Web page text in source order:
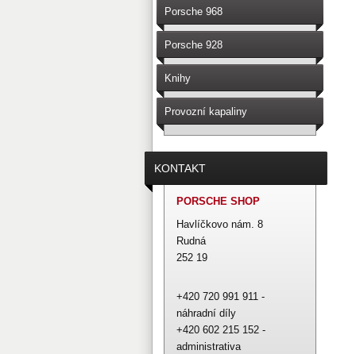
Porsche 968
Porsche 928
Knihy
Provozní kapaliny
KONTAKT
PORSCHE SHOP
Havlíčkovo nám. 8
Rudná
252 19
+420 720 991 911 -
náhradní díly
+420 602 215 152 -
administrativa